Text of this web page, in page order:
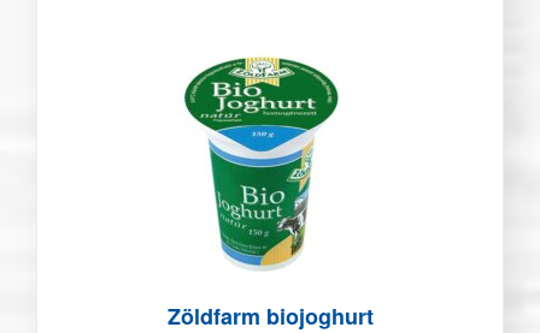
Zöldfarm biojoghurt